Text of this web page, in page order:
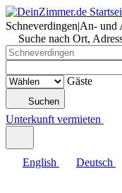
Schneverdingen|An- und
Suche nach Ort,
Gäste
Suchen
Unterkunft vermieten
English Deutsch